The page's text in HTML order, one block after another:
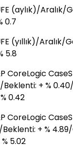
(aylık)/Aralık/
0.7
(yıllık)/Aralık/
5.8
CoreLogic
Beklenti: + %
0.42
CoreLogic
Beklenti: + %
5.02